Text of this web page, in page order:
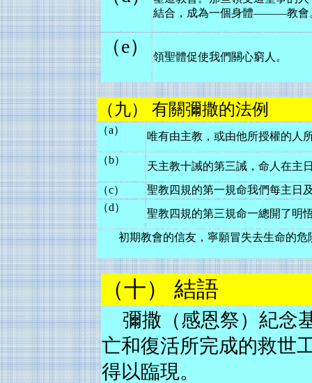
結合，成為一個身體———教會
（e） 領聖體促使我們關心窮人。
（九） 有關彌撒的法例
（a）
唯有由主教，或由他所授權的人
（b）
天主教十誡的第三誡，命人在主
（c）
聖教四規的第一規命我們每主日
（d）
聖教四規的第三規命一總開了明
初期教會的信友，寧願冒失去生命的
（十） 結語
彌撒（感恩祭）紀念
亡和復活所完成的救世
得以臨現。